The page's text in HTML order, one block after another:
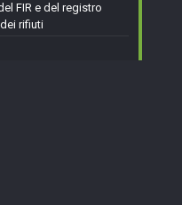
FIR e del registro
rifiuti